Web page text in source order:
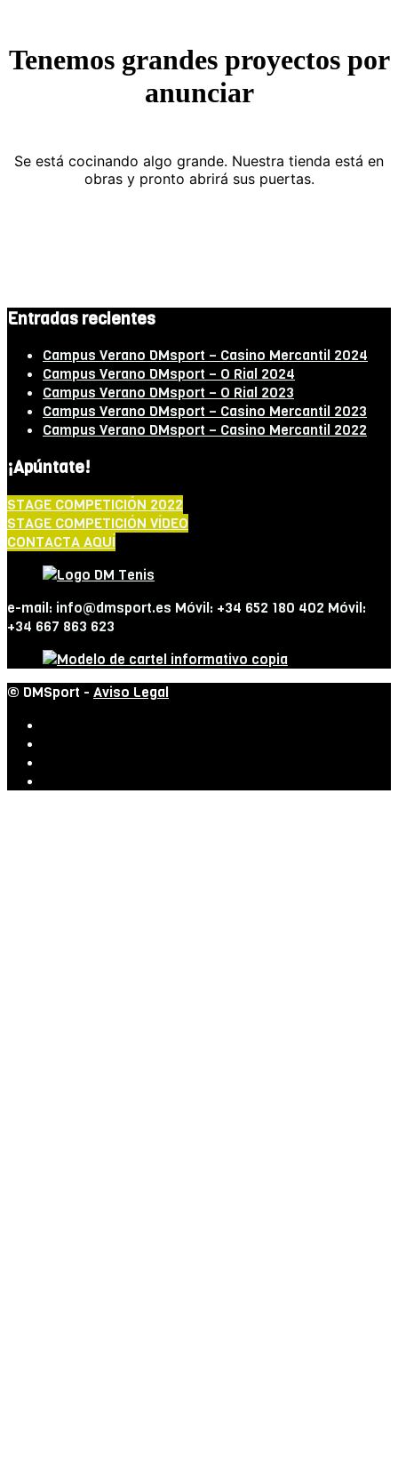
Tenemos grandes proyectos por
anunciar
Se está cocinando algo grande. Nuestra tienda está en
obras y pronto abrirá sus puertas.
Entradas recientes
Campus Verano DMsport – Casino Mercantil 2024
Campus Verano DMsport – O Rial 2024
Campus Verano DMsport – O Rial 2023
Campus Verano DMsport – Casino Mercantil 2023
Campus Verano DMsport – Casino Mercantil 2022
¡Apúntate!
STAGE COMPETICIÓN 2022
STAGE COMPETICIÓN VÍDEO
CONTACTA AQUÍ
e-mail: info@dmsport.es Móvil: +34 652 180 402 Móvil:
+34 667 863 623
© DMSport - Aviso Legal